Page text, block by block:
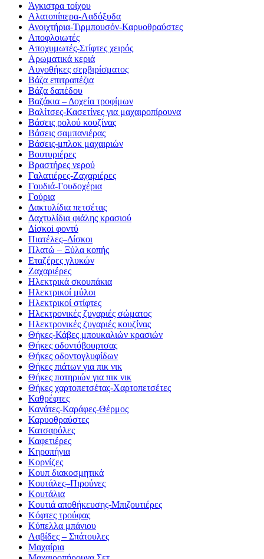
Άγκιστρα τοίχου
Αλατοπίπερα-Λαδόξυδα
Ανοιχτήρια-Τιρμπουσόν-Καρυοθραύστες
Αποφλοιωτές
Αποχυμωτές-Στίφτες χειρός
Αρωματικά κεριά
Αυγοθήκες σερβιρίσματος
Βάζα επιτραπέζια
Βάζα δαπέδου
Βαζάκια – Δοχεία τροφίμων
Βαλίτσες-Κασετίνες για μαχαιροπίρουνα
Βάσεις ρολού κουζίνας
Βάσεις σαμπανιέρας
Βάσεις-μπλοκ μαχαιριών
Βουτυριέρες
Βραστήρες νερού
Γαλατιέρες-Ζαχαριέρες
Γουδιά-Γουδοχέρια
Γούρια
Δακτυλίδια πετσέτας
Δαχτυλίδια φιάλης κρασιού
Δίσκοi φοντύ
Πιατέλες–Δίσκοι
Πλατώ – Ξύλα κοπής
Εταζέρες γλυκών
Ζαχαριέρες
Ηλεκτρικά σκουπάκια
Ηλεκτρικοί μύλοι
Ηλεκτρικοί στίφτες
Ηλεκτρονικές ζυγαριές σώματος
Ηλεκτρονικές ζυγαριές κουζίνας
Θήκες-Κάβες μπουκαλιών κρασιών
Θήκες οδοντόβουρτσας
Θήκες οδοντογλυφίδων
Θήκες πιάτων για πικ νικ
Θήκες ποτηριών για πικ νικ
Θήκες χαρτοπετσέτας-Χαρτοπετσέτες
Καθρέφτες
Κανάτες-Καράφες-Θέρμος
Καρυοθραύστες
Κατσαρόλες
Καφετιέρες
Κηροπήγια
Κορνίζες
Κουπ διακοσμητικά
Κουτάλες–Πιρούνες
Κουτάλια
Κουτιά αποθήκευσης-Μπιζουτιέρες
Κόφτες τρούφας
Κύπελλα μπάνιου
Λαβίδες – Σπάτουλες
Μαχαίρια